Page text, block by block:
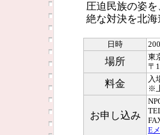
圧迫民族の姿
絶な対決を北
日時
場所
東
〒
料金
入
※
お申し込み
E